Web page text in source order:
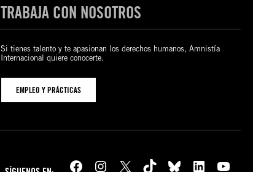
TRABAJA CON NOSOTROS
Si tienes talento y te apasionan los derechos humanos, Amnistía
Internacional quiere conocerte.
EMPLEO Y PRÁCTICAS
Facebook Instagram X TikTok Bluesky LinkedIn YouTube